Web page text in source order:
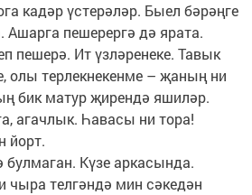
кадәр үстерәләр. Быел бәрәңге
пешерергә дә ярата.
пешерә. Ит үзләренеке. Тавык
олы терлекнекенме – җаның ни
бик матур җирендә яшиләр.
агачлык. Һавасы ни тора!
йорт.
Күзе аркасында.
чыра телгәндә мин сәкедән